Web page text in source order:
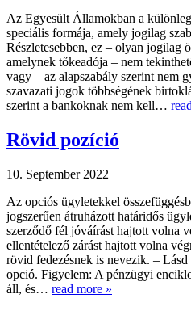
Az Egyesült Államokban a
speciális formája, amely jogilag
Részletesebben, ez – olyan jogilag
amelynek tőkeadója – nem
vagy – az alapszabály szerint nem
szavazati jogok többségének
szerint a bankoknak nem kell…
Rövid pozíció
10. September 2022
Az opciós ügyletekkel
jogszerűen átruházott határidős
szerződő fél jóváírást hajtott volna
ellentételező zárást hajtott volna
rövid fedezésnek is nevezik. –
opció. Figyelem: A pénzügyi
áll, és… read more »